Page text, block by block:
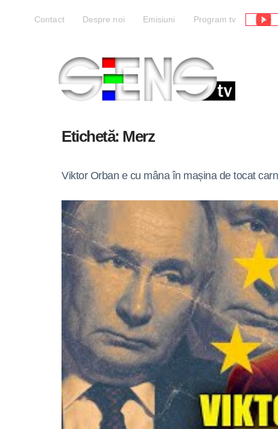
Contact Despre noi Emisiuni Program tv Live
Etichetă: Merz
Viktor Orban e cu mâna în mașina de tocat